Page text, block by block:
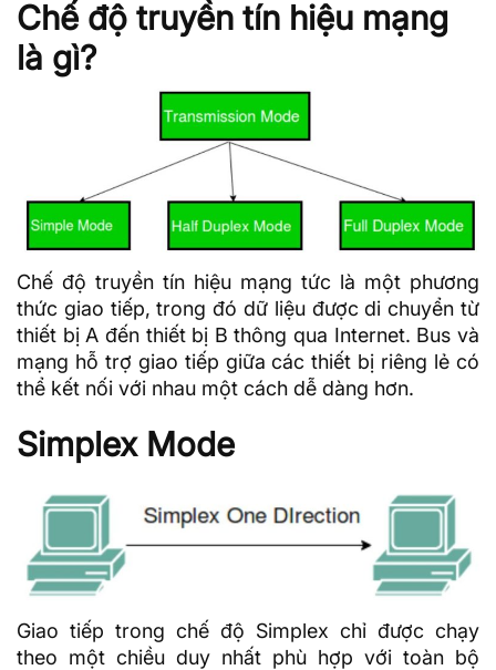
Chế độ truyền tín hiệu mạng
là gì?
Chế độ truyền tín hiệu mạng tức là một phương
thức giao tiếp, trong đó dữ liệuđược di chuyển từ
thiết bị A đến thiết bị B thông qua Internet. Bus và
mạng hỗ trợ giao tiếp giữa các thiết bị riêng lẻ có
thể kết nối với nhau một cách dễ dàng hơn.
Simplex Mode
Giao tiếp trong chế độ Simplex chỉ được chạy
theo một chiều duy nhất phù hợp với toàn bộ